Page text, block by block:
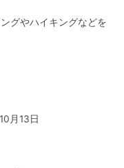
グやハイキングなどを
月13日